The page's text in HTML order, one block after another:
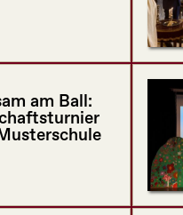
am Ball: